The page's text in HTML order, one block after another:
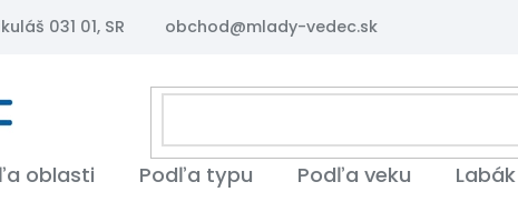
031 01, SR obchod@mlady-vedec.sk
oblasti Podľa typu Podľa veku Labák